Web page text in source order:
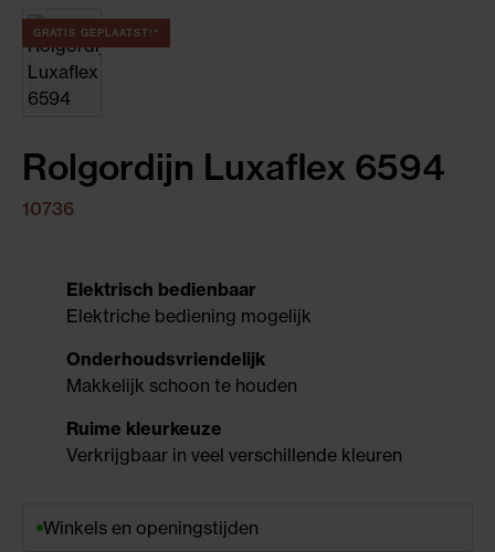
GRATIS GEPLAATST!*
Rolgordijn Luxaflex 6594
10736
Elektrisch bedienbaar
Elektriche bediening mogelijk
Onderhoudsvriendelijk
Makkelijk schoon te houden
Ruime kleurkeuze
Verkrijgbaar in veel verschillende kleuren
Winkels en openingstijden